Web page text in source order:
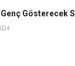
Gösterecek